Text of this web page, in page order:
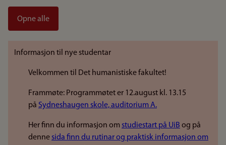
Opne alle
Informasjon til nye studentar
Velkommen til Det humanistiske fakultet!
Frammøte: Programmøtet er 12.august kl. 13.15
på Sydneshaugen skole, auditorium A.
Her finn du informasjon om studiestart på UiB og på
denne sida finn du rutinar og praktisk informasjon om